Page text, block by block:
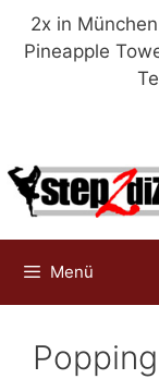
Zum
Inhalt
2x in
Pineapple
Menü